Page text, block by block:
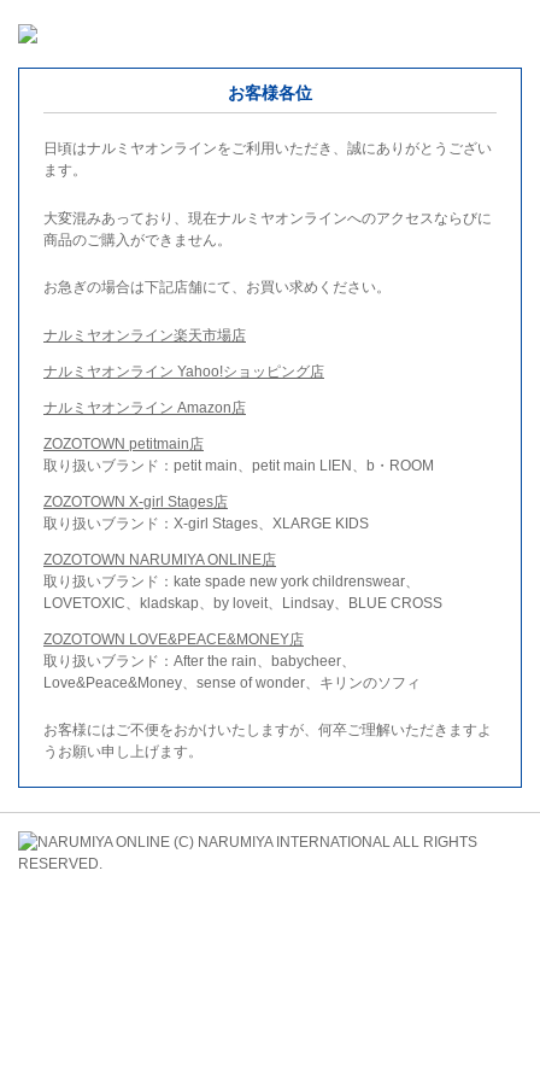
お客様各位
日頃はナルミヤオンラインをご利用いただき、誠にありがとうござい
ます。
大変混みあっており、現在ナルミヤオンラインへのアクセスならびに
商品のご購入ができません。
お急ぎの場合は下記店舗にて、お買い求めください。
ナルミヤオンライン楽天市場店
ナルミヤオンライン Yahoo!ショッピング店
ナルミヤオンライン Amazon店
ZOZOTOWN petitmain店
取り扱いブランド：petit main、petit main LIEN、b・ROOM
ZOZOTOWN X-girl Stages店
取り扱いブランド：X-girl Stages、XLARGE KIDS
ZOZOTOWN NARUMIYA ONLINE店
取り扱いブランド：kate spade new york childrenswear、
LOVETOXIC、kladskap、by loveit、Lindsay、BLUE CROSS
ZOZOTOWN LOVE&PEACE&MONEY店
取り扱いブランド：After the rain、babycheer、
Love&Peace&Money、sense of wonder、キリンのソフィ
お客様にはご不便をおかけいたしますが、何卒ご理解いただきますよ
うお願い申し上げます。